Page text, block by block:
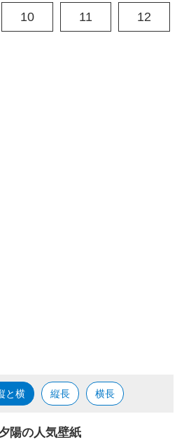
10 11 12
と横 縦長 横長
陽の人気壁紙